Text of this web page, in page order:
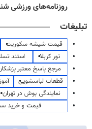
روزنامه‌های ورزشی شنبه ۱۷ مرداد
تبلیغات
قیمت شیشه سکوریت
تور کربلا
استند
مرجع پاسخ معتبر
قطعات لباسشویی
نمایندگی بوش در تهران
قیمت و خرید